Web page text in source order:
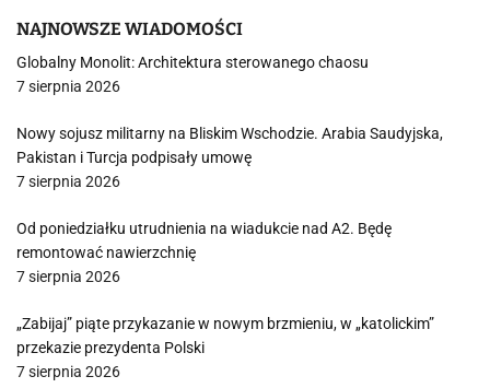
NAJNOWSZE WIADOMOŚCI
Globalny Monolit: Architektura sterowanego chaosu
7 sierpnia 2026
Nowy sojusz militarny na Bliskim Wschodzie. Arabia Saudyjska,
Pakistan i Turcja podpisały umowę
7 sierpnia 2026
Od poniedziałku utrudnienia na wiadukcie nad A2. Będę
remontować nawierzchnię
7 sierpnia 2026
„Zabijaj” piąte przykazanie w nowym brzmieniu, w „katolickim”
przekazie prezydenta Polski
7 sierpnia 2026